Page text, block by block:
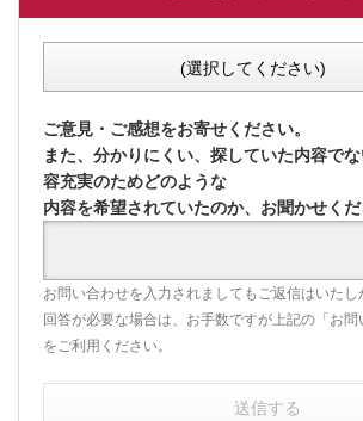
(選択してください)
ご意見・ご感想をお寄せください。
また、分かりにくい、探していた内容で
容充実のためどのような
内容を希望されていたのか、お聞かせくだ
お問い合わせを入力されましてもご返信はいたし
回答が必要な場合は、お手数ですが上記の「お問
をご利用ください。
送信する